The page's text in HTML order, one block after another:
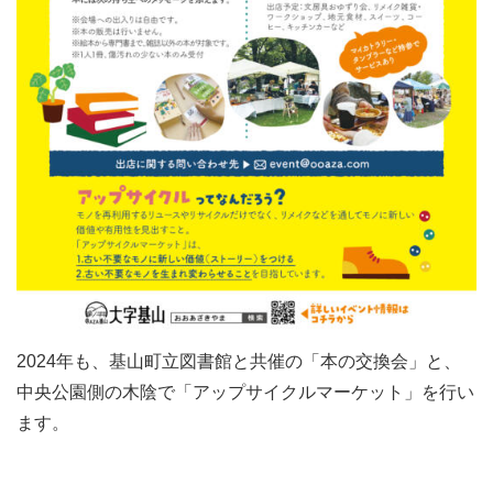
2024年も、基山町立図書館と共催の「本の交換会」と、
中央公園側の木陰で「アップサイクルマーケット」を行い
ます。